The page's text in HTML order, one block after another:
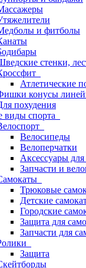
и фитболы
стенки,
Атлетические
конусы
похудения
виды спорта
Велосипеды
Велоперчатки
Аксессуары
Запчасти и
Трюковые
Детские
Городские
Защита для
Запчасти для
Защита